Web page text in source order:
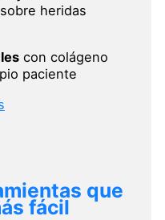
heridas
con colágeno
paciente
que
fácil